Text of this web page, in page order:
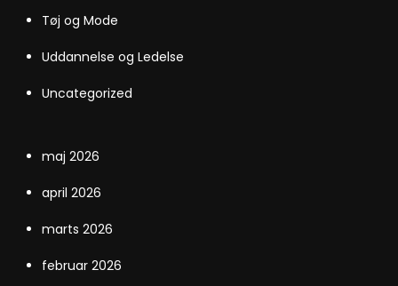
Tøj og Mode
Uddannelse og Ledelse
Uncategorized
maj 2026
april 2026
marts 2026
februar 2026